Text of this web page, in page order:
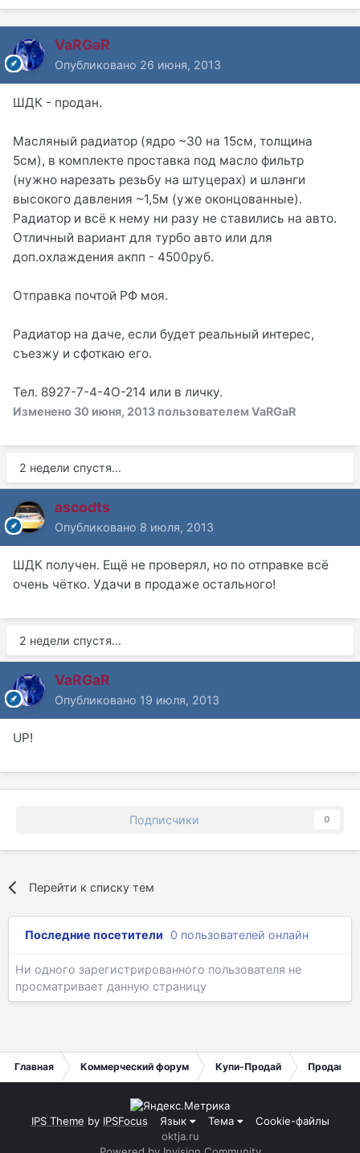
VaRGaR
Опубликовано 26 июня, 2013
ШДК - продан.
Масляный радиатор (ядро ~30 на 15см, толщина
5см), в комплекте проставка под масло фильтр
(нужно нарезать резьбу на штуцерах) и шланги
высокого давления ~1,5м (уже оконцованные).
Радиатор и всё к нему ни разу не ставились на авто.
Отличный вариант для турбо авто или для
доп.охлаждения акпп - 4500руб.
Отправка почтой РФ моя.
Радиатор на даче, если будет реальный интерес,
съезжу и сфоткаю его.
Тел. 8927-7-4-4О-214 или в личку.
Изменено 30 июня, 2013 пользователем VaRGaR
2 недели спустя...
ascodts
Опубликовано 8 июля, 2013
ШДК получен. Ещё не проверял, но по отправке всё
очень чётко. Удачи в продаже остального!
2 недели спустя...
VaRGaR
Опубликовано 19 июля, 2013
UP!
Подписчики 0
Перейти к списку тем
Последние посетители 0 пользователей онлайн
Ни одного зарегистрированного пользователя не
просматривает данную страницу
Главная Коммерческий форум Купи-Продай Продаю
IPS Theme by IPSFocus Язык Тема
Cookie-файлы
oktja.ru